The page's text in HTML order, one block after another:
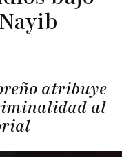
atribuye
al